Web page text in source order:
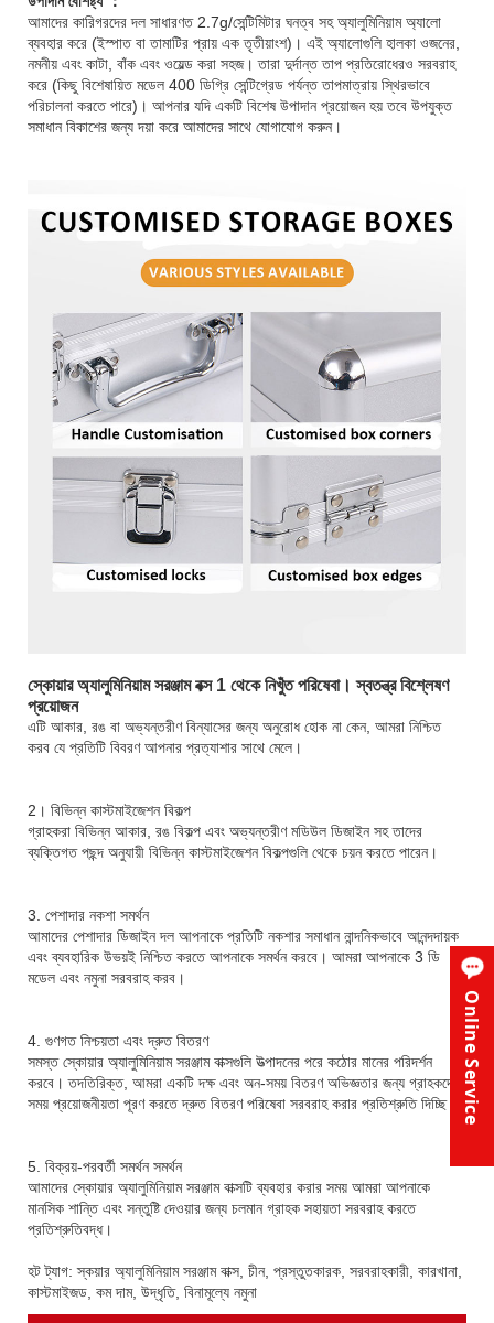
আমাদের কারিগরদের দল সাধারণত 2.7g/সেন্টিমিটার ঘনত্ব সহ অ্যালুমিনিয়াম অ্যালো
ব্যবহার করে (ইস্পাত বা তামাটির প্রায় এক তৃতীয়াংশ)। এই অ্যালোগুলি হালকা ওজনের,
নমনীয় এবং কাটা, বাঁক এবং ওয়েল্ড করা সহজ। তারা দুর্দান্ত তাপ প্রতিরোধেরও সরবরাহ
করে (কিছু বিশেষায়িত মডেল 400 ডিগ্রি সেন্টিগ্রেড পর্যন্ত তাপমাত্রায় স্থিরভাবে
পরিচালনা করতে পারে)। আপনার যদি একটি বিশেষ উপাদান প্রয়োজন হয় তবে উপযুক্ত
সমাধান বিকাশের জন্য দয়া করে আমাদের সাথে যোগাযোগ করুন।
স্কোয়ার অ্যালুমিনিয়াম সরঞ্জাম বক্স 1 থেকে নিখুঁত পরিষেবা। স্বতন্ত্র বিশ্লেষণ
প্রয়োজন
এটি আকার, রঙ বা অভ্যন্তরীণ বিন্যাসের জন্য অনুরোধ হোক না কেন, আমরা নিশ্চিত
করব যে প্রতিটি বিবরণ আপনার প্রত্যাশার সাথে মেলে।
2। বিভিন্ন কাস্টমাইজেশন বিকল্প
গ্রাহকরা বিভিন্ন আকার, রঙ বিকল্প এবং অভ্যন্তরীণ মডিউল ডিজাইন সহ তাদের
ব্যক্তিগত পছন্দ অনুযায়ী বিভিন্ন কাস্টমাইজেশন বিকল্পগুলি থেকে চয়ন করতে পারেন।
3. পেশাদার নকশা সমর্থন
আমাদের পেশাদার ডিজাইন দল আপনাকে প্রতিটি নকশার সমাধান নান্দনিকভাবে আনন্দদায়ক
এবং ব্যবহারিক উভয়ই নিশ্চিত করতে আপনাকে সমর্থন করবে। আমরা আপনাকে 3 ডি
মডেল এবং নমুনা সরবরাহ করব।
4. গুণগত নিশ্চয়তা এবং দ্রুত বিতরণ
সমস্ত স্কোয়ার অ্যালুমিনিয়াম সরঞ্জাম বাক্সগুলি উত্পাদনের পরে কঠোর মানের পরিদর্শন
করবে। তদতিরিক্ত, আমরা একটি দক্ষ এবং অন-সময় বিতরণ অভিজ্ঞতার জন্য গ্রাহকদের
সময় প্রয়োজনীয়তা পূরণ করতে দ্রুত বিতরণ পরিষেবা সরবরাহ করার প্রতিশ্রুতি দিচ্ছি।
5. বিক্রয়-পরবর্তী সমর্থন সমর্থন
আমাদের স্কোয়ার অ্যালুমিনিয়াম সরঞ্জাম বাক্সটি ব্যবহার করার সময় আমরা আপনাকে
মানসিক শান্তি এবং সন্তুষ্টি দেওয়ার জন্য চলমান গ্রাহক সহায়তা সরবরাহ করতে
প্রতিশ্রুতিবদ্ধ।
হট ট্যাগ: স্কয়ার অ্যালুমিনিয়াম সরঞ্জাম বাক্স, চীন, প্রস্তুতকারক, সরবরাহকারী, কারখানা,
কাস্টমাইজড, কম দাম, উদ্ধৃতি, বিনামূল্যে নমুনা
Online Service